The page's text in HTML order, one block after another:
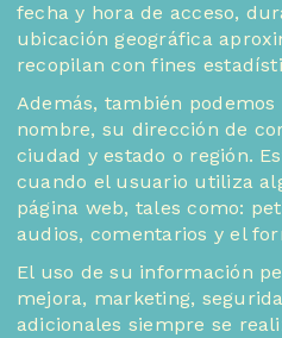
fecha y hora de acceso,
ubicación geográfica
recopilan con fines
Además, también
nombre, su dirección de
ciudad y estado o región.
cuando el usuario utiliza
página web, tales como:
audios, comentarios y el
El uso de su información
mejora, marketing,
adicionales siempre se